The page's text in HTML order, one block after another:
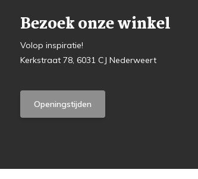
Bezoek onze winkel
Volop inspiratie!
Kerkstraat 78, 6031 CJ Nederweert
Openingstijden